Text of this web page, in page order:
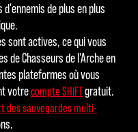
de plus en plus
sont actives, ce qui vous
de Chasseurs de l'Arche en
plateformes où vous
votrecompte SHiFTgratuit.
des sauvegardes multi-